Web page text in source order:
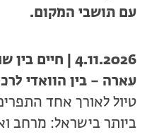
עם תושבי המקום.
4.11.2026 |
עארה – בין הוואדי
טיול לאורך אחד
ביותר בישראל: מרחב